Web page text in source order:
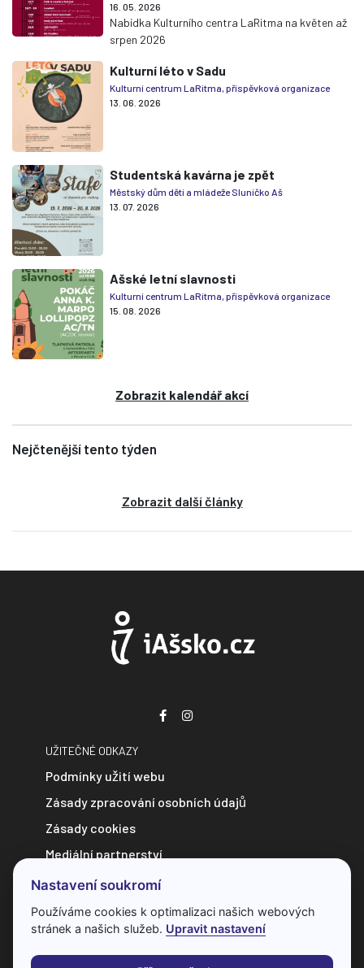
16. 05. 2026
Nabídka Kulturního centra LaRitma na květen až
srpen 2026
Kulturní léto v Sadu
Kulturní centrum LaRitma, příspěvková organizace
13. 06. 2026
Studentská kavárna je zpět
Městský dům dětí a mládeže Sluníčko Aš
13. 07. 2026
Ašské letní slavnosti
Kulturní centrum LaRitma, příspěvková organizace
15. 08. 2026
Zobrazit kalendář akcí
Nejčtenější tento týden
Zobrazit další články
UŽITEČNÉ ODKAZY
Podmínky užití webu
Zásady zpracování osobních údajů
Zásady cookies
Mediální partnerství
Zpravodajství do e-mailu
Kontakt
předchozí dohody s provozovatelem ho nelze jakkoliv
Nastavení soukromí
Používáme cookies k optimalizaci našich webových
stránek a našich služeb. Upravit nastavení